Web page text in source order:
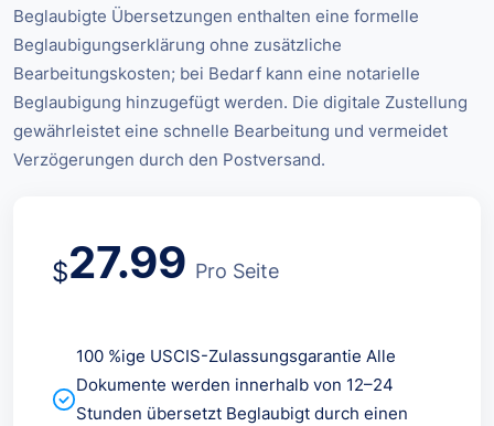
Beglaubigte Übersetzungen enthalten eine formelle
Beglaubigungserklärung ohne zusätzliche
Bearbeitungskosten; bei Bedarf kann eine notarielle
Beglaubigung hinzugefügt werden. Die digitale Zustellung
gewährleistet eine schnelle Bearbeitung und vermeidet
Verzögerungen durch den Postversand.
$27.99 Pro Seite
100 %ige USCIS-Zulassungsgarantie Alle
Dokumente werden innerhalb von 12–24
Stunden übersetzt Beglaubigt durch einen